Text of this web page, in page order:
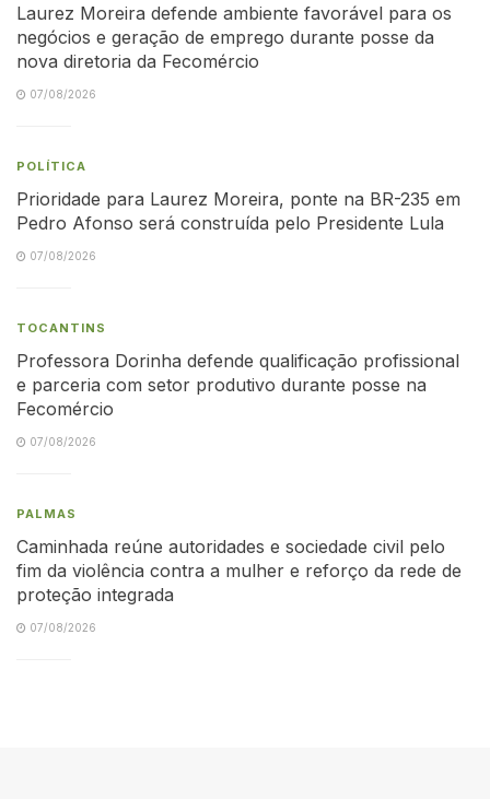
Laurez Moreira defende ambiente favorável para os
negócios e geração de emprego durante posse da
nova diretoria da Fecomércio
07/08/2026
POLÍTICA
Prioridade para Laurez Moreira, ponte na BR-235 em
Pedro Afonso será construída pelo Presidente Lula
07/08/2026
TOCANTINS
Professora Dorinha defende qualificação profissional
e parceria com setor produtivo durante posse na
Fecomércio
07/08/2026
PALMAS
Caminhada reúne autoridades e sociedade civil pelo
fim da violência contra a mulher e reforço da rede de
proteção integrada
07/08/2026